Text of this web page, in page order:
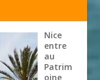
Nice
entre
au
Patrim
oine